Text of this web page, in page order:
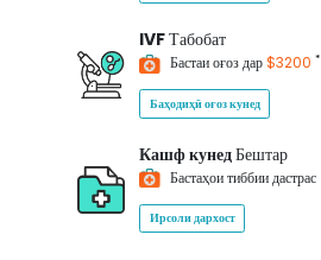
IVFТабобат
Бастаи оғоз дар$3200 *
Баҳодиҳӣ оғоз кунед
Кашф кунедБештар
Бастаҳои тиббии дастрас
Ирсоли дархост